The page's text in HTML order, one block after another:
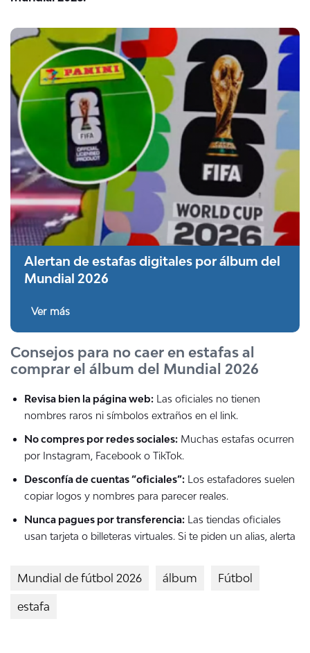
Alertan de estafas digitales por álbum del
Mundial 2026
Ver más
Consejos para no caer en estafas al
comprar el álbum del Mundial 2026
Revisa bien la página web: Las oficiales no tienen
nombres raros ni símbolos extraños en el link.
No compres por redes sociales: Muchas estafas ocurren
por Instagram, Facebook o TikTok.
Desconfía de cuentas “oficiales”: Los estafadores suelen
copiar logos y nombres para parecer reales.
Nunca pagues por transferencia: Las tiendas oficiales
usan tarjeta o billeteras virtuales. Si te piden un alias, alerta
Mundial de fútbol 2026 álbum Fútbol
estafa